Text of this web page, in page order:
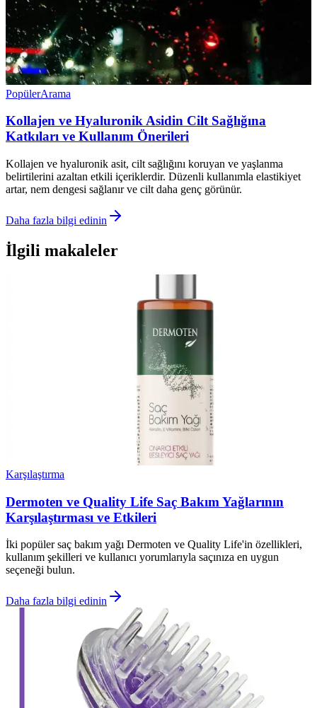
PopülerArama
Kollajen ve Hyaluronik Asidin Cilt Sağlığına
Katkıları ve Kullanım Önerileri
Kollajen ve hyaluronik asit, cilt sağlığını koruyan ve yaşlanma
belirtilerini azaltan etkili içeriklerdir. Düzenli kullanımla elastikiyet
artar, nem dengesi sağlanır ve cilt daha genç görünür.
Daha fazla bilgi edinin
İlgili makaleler
Karşılaştırma
Dermoten ve Quality Life Saç Bakım Yağlarının
Karşılaştırması ve Etkileri
İki popüler saç bakım yağı Dermoten ve Quality Life'in özellikleri,
kullanım şekilleri ve kullanıcı yorumlarıyla saçınıza en uygun
seçeneği bulun.
Daha fazla bilgi edinin